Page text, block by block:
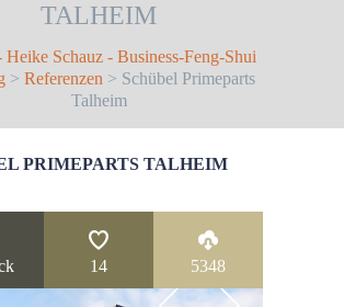
TALHEIM
Heike Schauz - Business-Feng-Shui
> Referenzen > Schübel Primeparts
Talheim
PRIMEPARTS TALHEIM
14 5348